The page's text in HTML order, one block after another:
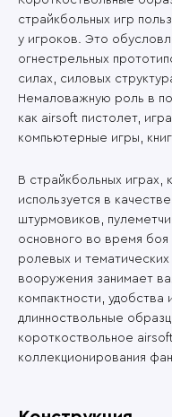
страйкбольных игр
у игроков. Это
огнестрельных
силах, силовых
Немаловажную роль в
как airsoft пистолет,
компьютерные игры,
В страйкбольных играх,
используется в
штурмовиков,
основного во время боя
ролевых и
вооружения занимает
компактности, удобства
длинноствольные
короткоствольное
коллекционирования